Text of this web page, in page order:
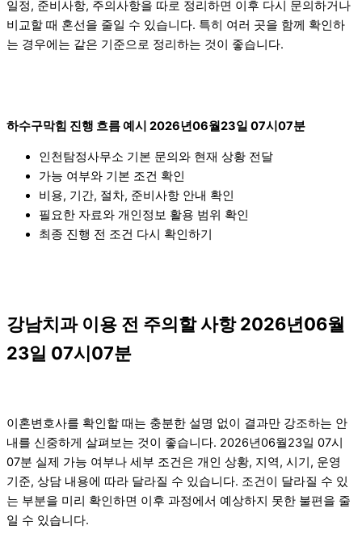
일정, 준비사항, 주의사항을 따로 정리하면 이후 다시 문의하거나
비교할 때 혼선을 줄일 수 있습니다. 특히 여러 곳을 함께 확인하
는 경우에는 같은 기준으로 정리하는 것이 좋습니다.
하수구막힘 진행 흐름 예시 2026년06월23일 07시07분
인천탐정사무소 기본 문의와 현재 상황 전달
가능 여부와 기본 조건 확인
비용, 기간, 절차, 준비사항 안내 확인
필요한 자료와 개인정보 활용 범위 확인
최종 진행 전 조건 다시 확인하기
강남치과 이용 전 주의할 사항 2026년06월
23일 07시07분
이혼변호사를 확인할 때는 충분한 설명 없이 결과만 강조하는 안
내를 신중하게 살펴보는 것이 좋습니다. 2026년06월23일 07시
07분 실제 가능 여부나 세부 조건은 개인 상황, 지역, 시기, 운영
기준, 상담 내용에 따라 달라질 수 있습니다. 조건이 달라질 수 있
는 부분을 미리 확인하면 이후 과정에서 예상하지 못한 불편을 줄
일 수 있습니다.